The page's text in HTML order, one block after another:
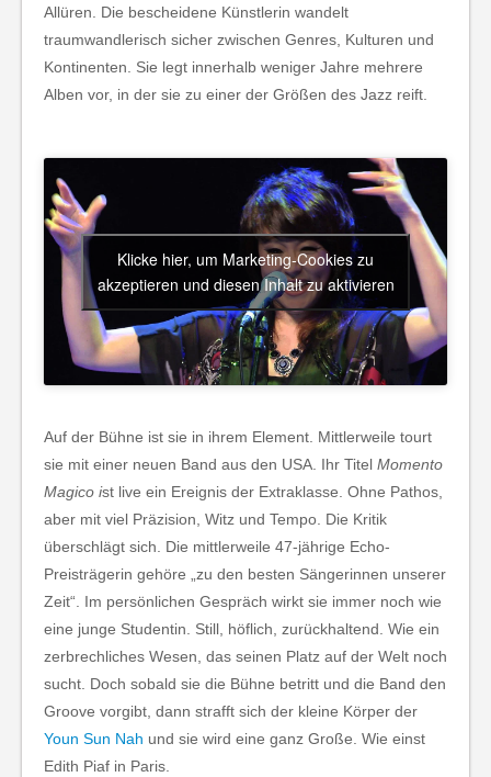
Allüren. Die bescheidene Künstlerin wandelt
traumwandlerisch sicher zwischen Genres, Kulturen und
Kontinenten. Sie legt innerhalb weniger Jahre mehrere
Alben vor, in der sie zu einer der Größen des Jazz reift.
Klicke hier, um Marketing-Cookies zu
akzeptieren und diesen Inhalt zu aktivieren
Auf der Bühne ist sie in ihrem Element. Mittlerweile tourt
sie mit einer neuen Band aus den USA. Ihr Titel Momento
Magico ist live ein Ereignis der Extraklasse. Ohne Pathos,
aber mit viel Präzision, Witz und Tempo. Die Kritik
überschlägt sich. Die mittlerweile 47-jährige Echo-
Preisträgerin gehöre „zu den besten Sängerinnen unserer
Zeit“. Im persönlichen Gespräch wirkt sie immer noch wie
eine junge Studentin. Still, höflich, zurückhaltend. Wie ein
zerbrechliches Wesen, das seinen Platz auf der Welt noch
sucht. Doch sobald sie die Bühne betritt und die Band den
Groove vorgibt, dann strafft sich der kleine Körper der
Youn Sun Nah und sie wird eine ganz Große. Wie einst
Edith Piaf in Paris.